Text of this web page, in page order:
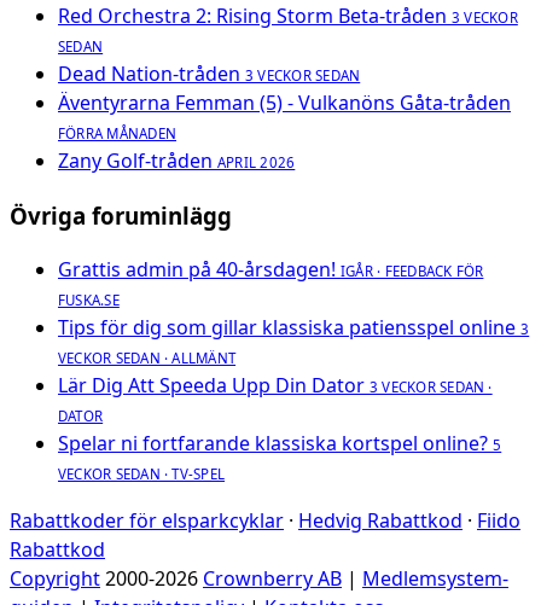
Red Orchestra 2: Rising Storm Beta-tråden 3 VECKOR
SEDAN
Dead Nation-tråden 3 VECKOR SEDAN
Äventyrarna Femman (5) - Vulkanöns Gåta-tråden
FÖRRA MÅNADEN
Zany Golf-tråden APRIL 2026
Övriga foruminlägg
Grattis admin på 40-årsdagen! IGÅR · FEEDBACK FÖR
FUSKA.SE
Tips för dig som gillar klassiska patiensspel online 3
VECKOR SEDAN · ALLMÄNT
Lär Dig Att Speeda Upp Din Dator 3 VECKOR SEDAN ·
DATOR
Spelar ni fortfarande klassiska kortspel online? 5
VECKOR SEDAN · TV-SPEL
Rabattkoder för elsparkcyklar · Hedvig Rabattkod · Fiido
Rabattkod
Copyright2000-2026 Crownberry AB | Medlemsystem-